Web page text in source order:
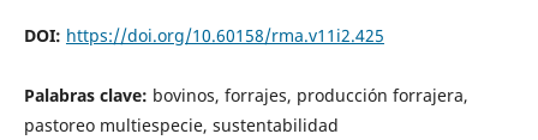
DOI: https://doi.org/10.60158/rma.v11i2.425
Palabras clave: bovinos, forrajes, producción forrajera,
pastoreo multiespecie, sustentabilidad